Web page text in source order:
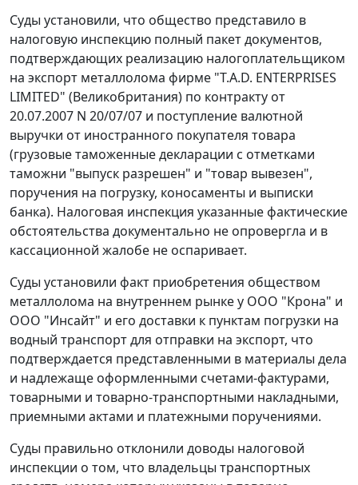
Суды установили, что общество представило в
налоговую инспекцию полный пакет документов,
подтверждающих реализацию налогоплательщиком
на экспорт металлолома фирме "T.A.D. ENTERPRISES
LIMITED" (Великобритания) по контракту от
20.07.2007 N 20/07/07 и поступление валютной
выручки от иностранного покупателя товара
(грузовые таможенные декларации с отметками
таможни "выпуск разрешен" и "товар вывезен",
поручения на погрузку, коносаменты и выписки
банка). Налоговая инспекция указанные фактические
обстоятельства документально не опровергла и в
кассационной жалобе не оспаривает.
Суды установили факт приобретения обществом
металлолома на внутреннем рынке у ООО "Крона" и
ООО "Инсайт" и его доставки к пунктам погрузки на
водный транспорт для отправки на экспорт, что
подтверждается представленными в материалы дела
и надлежаще оформленными счетами-фактурами,
товарными и товарно-транспортными накладными,
приемными актами и платежными поручениями.
Суды правильно отклонили доводы налоговой
инспекции о том, что владельцы транспортных